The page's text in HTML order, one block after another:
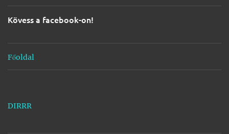
s
k
Kövess a facebook-on!
Főoldal
DIRRR